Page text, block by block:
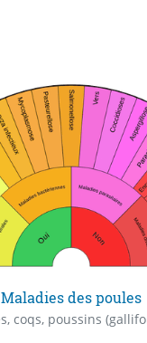
Maladies des poules